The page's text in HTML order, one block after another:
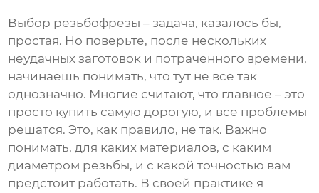
Выбор резьбофрезы – задача, казалось бы,
простая. Но поверьте, после нескольких
неудачных заготовок и потраченного времени,
начинаешь понимать, что тут не все так
однозначно. Многие считают, что главное – это
просто купить самую дорогую, и все проблемы
решатся. Это, как правило, не так. Важно
понимать, для каких материалов, с каким
диаметром резьбы, и с какой точностью вам
предстоит работать. В своей практике я